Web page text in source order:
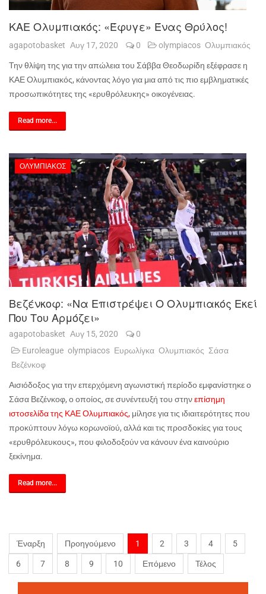
ΚΑΕ Ολυμπιακός: «Έφυγε» Ένας Θρύλος!
agapotobasket Αυγ 17, 2020 0 olympiacos Ολυμπιακός
Την θλίψη της για την απώλεια του Σάββα Θεοδωρίδη εξέφρασε η
ΚΑΕ Ολυμπιακός, κάνοντας λόγο για μια από τις πιο εμβληματικές
προσωπικότητες της «ερυθρόλευκης» οικογένειας.
Read more...
ΟΛΥΜΠΙΑΚΌΣ
Βεζένκοφ: «Nα Επιστρέψει Ο Ολυμπιακός Εκεί
Που Του Αρμόζει»
agapotobasket Αυγ 15, 2020
0
Euroleague olympiacos Ευρωλίγκα Ολυμπιακός Σάσα
Βεζένκοφ
Αισιόδοξος για την επερχόμενη αγωνιστική περίοδο εμφανίστηκε ο
Σάσα Βεζένκοφ, ο οποίος, σε συνέντευξή του στηνεπίσημη
ιστοσελίδα της ΚΑΕ Ολυμπιακός, μίλησε για τις ιδιαιτερότητες που
προκύπτουν λόγω κορωνοϊού, αλλά και τις προσδοκίες για τους
«ερυθρόλευκους», που φιλοδοξούν να κάνουν ένα καινούριο
ξεκίνημα.
Read more...
Έναρξη Προηγούμενο 1 2 3 4 5
6 7 8 9 10 Επόμενο Τέλος